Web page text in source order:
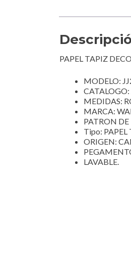
PAPEL TAPIZ
MODELO:
CATALOGO:
MEDIDAS:
MARCA:
PATRON
Tipo:
ORIGEN:
LAVABLE.